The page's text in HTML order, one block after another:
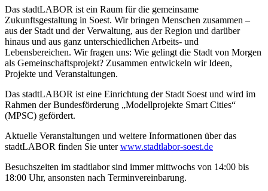
Das stadtLABOR ist ein Raum für die gemeinsame
Zukunftsgestaltung in Soest. Wir bringen Menschen zusammen –
aus der Stadt und der Verwaltung, aus der Region und darüber
hinaus und aus ganz unterschiedlichen Arbeits- und
Lebensbereichen. Wir fragen uns: Wie gelingt die Stadt von Morgen
als Gemeinschaftsprojekt? Zusammen entwickeln wir Ideen,
Projekte und Veranstaltungen.
Das stadtLABOR ist eine Einrichtung der Stadt Soest und wird im
Rahmen der Bundesförderung „Modellprojekte Smart Cities“
(MPSC) gefördert.
Aktuelle Veranstaltungen und weitere Informationen über das
stadtLABOR finden Sie unterwww.stadtlabor-soest.de
Besuchszeiten im stadtlabor sind immer mittwochs von 14:00 bis
18:00 Uhr, ansonsten nach Terminvereinbarung.